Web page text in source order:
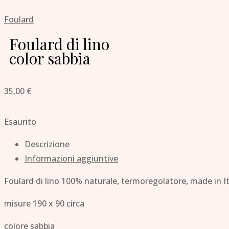
Foulard
Foulard di lino
color sabbia
35,00 €
Esaurito
Descrizione
Informazioni aggiuntive
Foulard di lino 100% naturale, termoregolatore, made in
misure 190 x 90 circa
colore sabbia